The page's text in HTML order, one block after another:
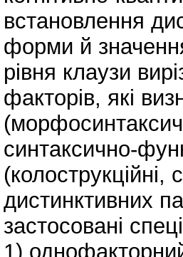
встановлення
форми й
рівня клаузи
факторів, які
синтаксично-
дистинктивних
застосовані
1)